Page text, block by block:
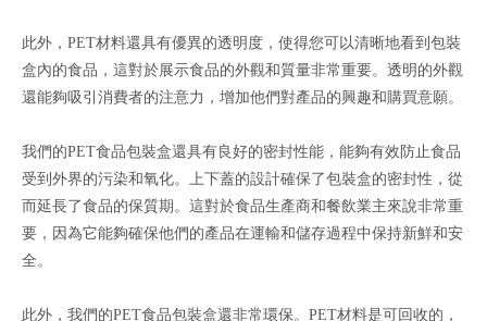
此外，PET材料還具有優異的透明度，使得您可以清晰地看到包裝
盒內的食品，這對於展示食品的外觀和質量非常重要。透明的外觀
還能夠吸引消費者的注意力，增加他們對產品的興趣和購買意願。
我們的PET食品包裝盒還具有良好的密封性能，能夠有效防止食品
受到外界的污染和氧化。上下蓋的設計確保了包裝盒的密封性，從
而延長了食品的保質期。這對於食品生產商和餐飲業主來說非常重
要，因為它能夠確保他們的產品在運輸和儲存過程中保持新鮮和安
全。
此外，我們的PET食品包裝盒還非常環保。PET材料是可回收的，